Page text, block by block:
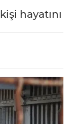
hayatını